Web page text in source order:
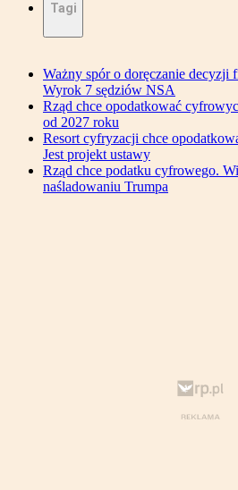
Tagi
Ważny spór o doręczanie decyzji
Wyrok 7 sędziów NSA
Rząd chce opodatkować
od 2027 roku
Resort cyfryzacji chce
Jest projekt ustawy
Rząd chce podatku cyfrowego.
naśladowaniu Trumpa